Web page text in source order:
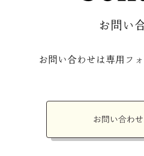
お問い
お問い合わせは専用フ